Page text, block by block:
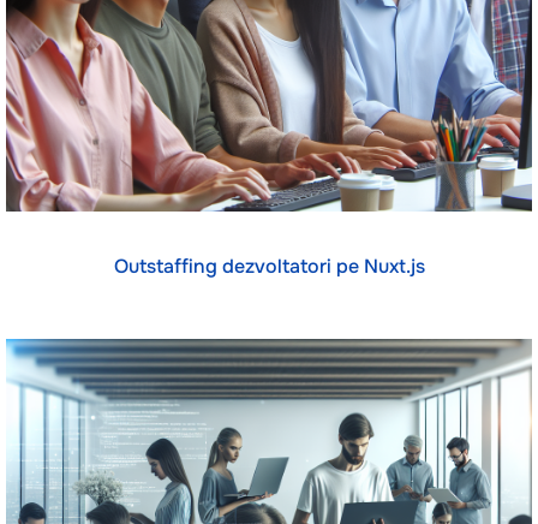
Outstaffing dezvoltatori pe Nuxt.js